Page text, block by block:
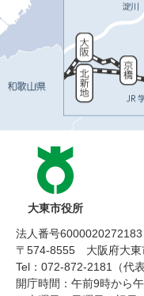
大東市役所
法人番号6000020272183
〒574-8555 大阪府大東
Tel：072-872-2181（代表
開庁時間：午前9時から